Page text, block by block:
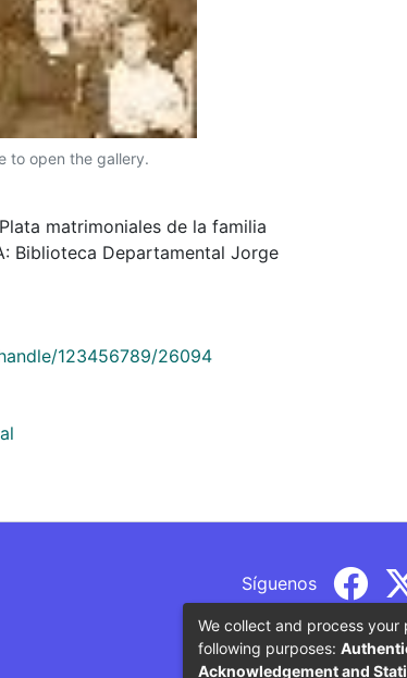
to open the gallery.
matrimoniales de la familia
Biblioteca Departamental Jorge
123456789/26094
Síguenos
We collect and process
following purposes:
Acknowledgement and